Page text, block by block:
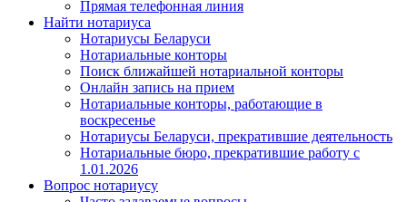
Прямая телефонная линия
Найти нотариуса
Нотариусы Беларуси
Нотариальные конторы
Поиск ближайшей нотариальной конторы
Онлайн запись на прием
Нотариальные конторы, работающие в
воскресенье
Нотариусы Беларуси, прекратившие деятельность
Нотариальные бюро, прекратившие работу с
1.01.2026
Вопрос нотариусу